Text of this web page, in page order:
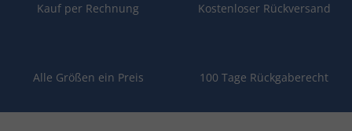
Kauf per Rechnung Kostenloser Rückversand
Alle Größen ein Preis 100 Tage Rückgaberecht